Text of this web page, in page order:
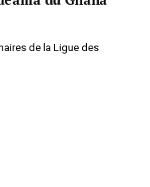
de la Ligue des